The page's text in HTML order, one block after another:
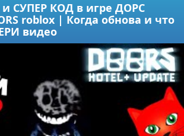
СУПЕР КОД в игре ДОРС
roblox | Когда обнова и что
видео